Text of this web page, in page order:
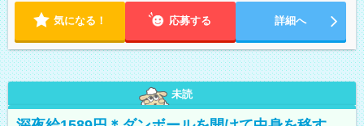
気になる！ 応募する 詳細へ
未読